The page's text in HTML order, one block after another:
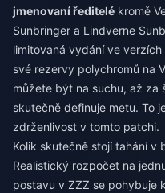
jmenovaní ředitelé kromě
Sunbringer a Lindverne
limitovaná vydání ve
své rezervy polychromů na
můžete být na suchu, až za
skutečně definuje metu. To
zdrženlivost v tomto patchi.
Kolik skutečně stojí tahání v
Realistický rozpočet na
postavu v ZZZ se pohybuje